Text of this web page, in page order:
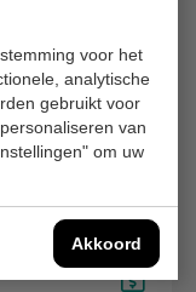
voor het
analytische
gebruikt voor
van
om uw
Akkoord